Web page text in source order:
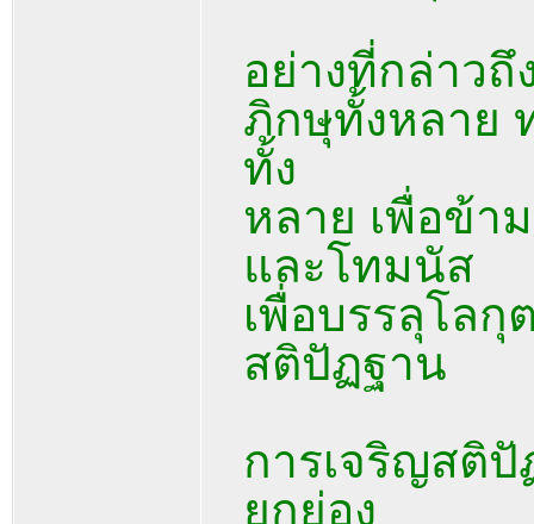
อย่างที่กล่าว
ภิกษุทั้งหลาย
ทั้ง
หลาย เพื่อข้า
และโทมนัส
เพื่อบรรลุโล
สติปัฏฐาน
การเจริญสติ
ยกย่อง